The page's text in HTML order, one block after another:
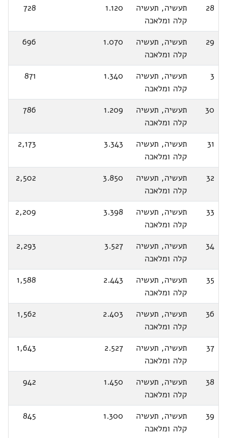
28
תעשיה, תעשיה
קלה ומלאכה
1.120
728
29
תעשיה, תעשיה
קלה ומלאכה
1.070
696
3
תעשיה, תעשיה
קלה ומלאכה
1.340
871
30
תעשיה, תעשיה
קלה ומלאכה
1.209
786
31
תעשיה, תעשיה
קלה ומלאכה
3.343
2,173
32
תעשיה, תעשיה
קלה ומלאכה
3.850
2,502
33
תעשיה, תעשיה
קלה ומלאכה
3.398
2,209
34
תעשיה, תעשיה
קלה ומלאכה
3.527
2,293
35
תעשיה, תעשיה
קלה ומלאכה
2.443
1,588
36
תעשיה, תעשיה
קלה ומלאכה
2.403
1,562
37
תעשיה, תעשיה
קלה ומלאכה
2.527
1,643
38
תעשיה, תעשיה
קלה ומלאכה
1.450
942
39
תעשיה, תעשיה
קלה ומלאכה
1.300
845